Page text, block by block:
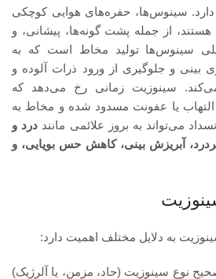
سینوس‌ها، حفره‌های هوایی کوچکی
از جمله پشت گونه‌ها، پیشانی، و
سینوس‌ها تولید مخاط است که به
و جلوگیری از ورود ذرات آلوده و
می‌کند. سینوزیت زمانی رخ می‌دهد که
یا عفونت مسدود شده و مخاط به
می‌تواند به بروز علائمی مانند درد و
آبریزش بینی، کاهش حس بویایی، و
به دلایل مختلف اهمیت دارد:
نوع سینوزیت (حاد، مزمن، یا آلرژیک)